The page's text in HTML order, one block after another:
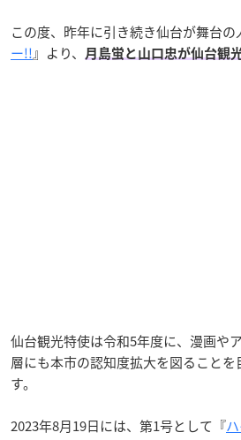
この度、昨年に引き続き仙台が舞台の
ー!!』より、 月島蛍と山口忠が仙台観
仙台観光特使は令和5年度に、漫画や
層にも本市の認知度拡大を図ること
す。
2023年8月19日には、第1号として『